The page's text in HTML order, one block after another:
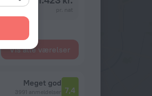
Vis alle værelser
Meget god
3991 anmeldelser 7,4